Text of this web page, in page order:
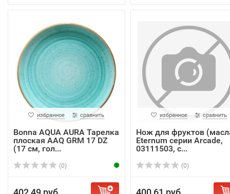
избранное сравнить
Bonna AQUA AURA Тарелка
плоская AAQ GRM 17 DZ
(17 см, гол...
(0)
избранное сравнить
Нож для фруктов
Eternum серии Arcade,
03111503, с...
(0)